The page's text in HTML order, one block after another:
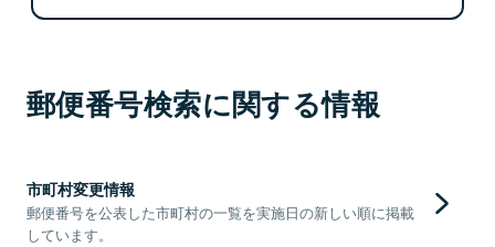
郵便番号検索に関する情報
市町村変更情報
郵便番号を公表した市町村の一覧を実施日の新しい順に掲載
しています。